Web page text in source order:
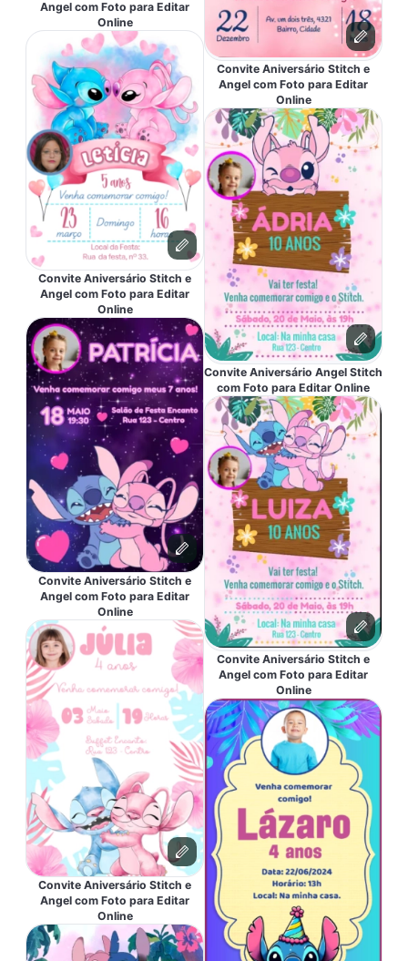
Angel com Foto para Editar
Online
Convite Aniversário Stitch e
Angel com Foto para Editar
Online
Convite Aniversário Stitch e
Angel com Foto para Editar
Online
Convite Aniversário Stitch e
Angel com Foto para Editar
Online
Convite Aniversário Stitch e
Angel com Foto para Editar
Online
Convite Aniversário Angel Stitch
com Foto para Editar Online
Convite Aniversário Stitch e
Angel com Foto para Editar
Online